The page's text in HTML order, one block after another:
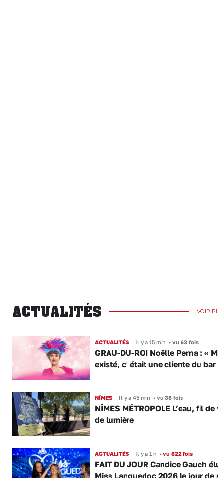
ACTUALITÉS VOIR
ACTUALITÉS Il y a 15 min •vu 63 fois
GRAU-DU-ROI Noëlle Perna : «
existé, c' était une cliente du bar
NÎMES Il y a 45 min •vu 38 fois
NÎMES MÉTROPOLE L’eau, fil de
de lumière
ACTUALITÉS Il y a 1 h •vu 622 fois
FAIT DU JOUR Candice Gauch
Miss Languedoc 2026 le jour de